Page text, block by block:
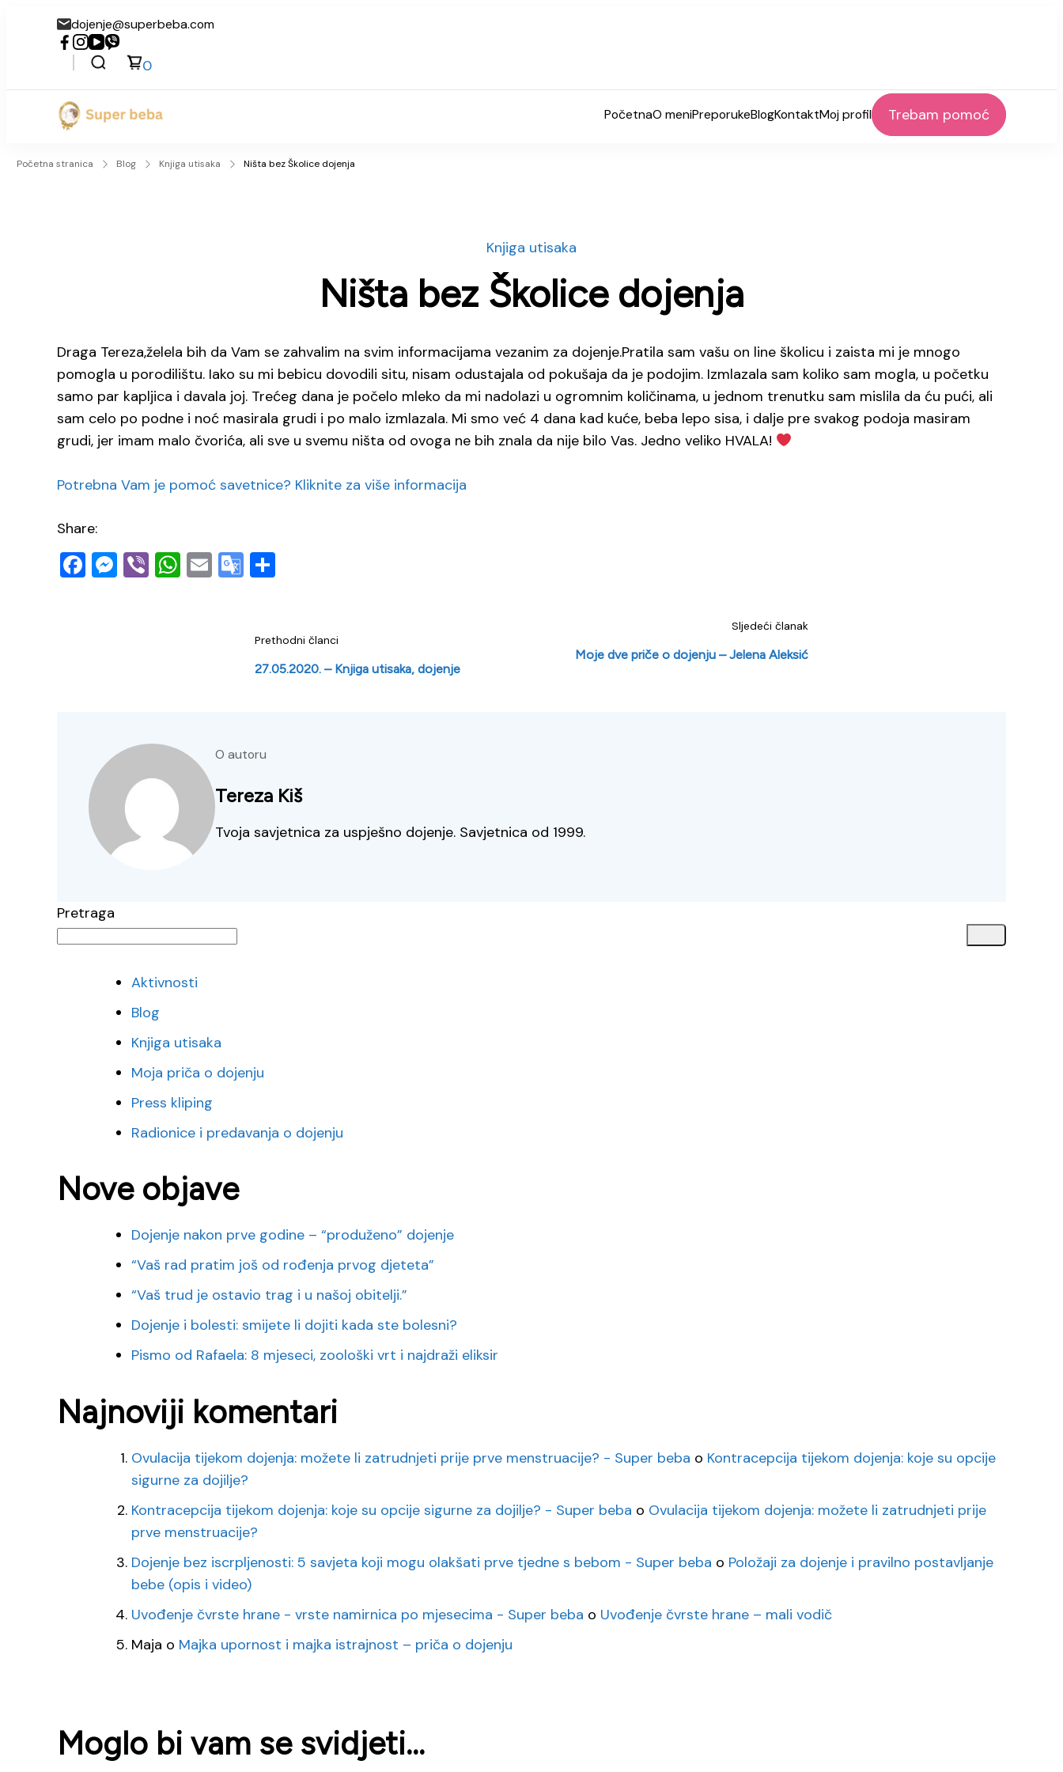
dojenje@superbeba.com
0
PočetnaO meniPreporukeBlogKontaktMoj profil Trebam pomoć
Početna stranica Blog Knjiga utisaka Ništa bez Školice dojenja
Knjiga utisaka
Ništa bez Školice dojenja
Draga Tereza,želela bih da Vam se zahvalim na svim informacijama vezanim za dojenje.Pratila sam vašu on line školicu i zaista mi je mnogo
pomogla u porodilištu. Iako su mi bebicu dovodili situ, nisam odustajala od pokušaja da je podojim. Izmlazala sam koliko sam mogla, u početku
samo par kapljica i davala joj. Trećeg dana je počelo mleko da mi nadolazi u ogromnim količinama, u jednom trenutku sam mislila da ću pući, ali
sam celo po podne i noć masirala grudi i po malo izmlazala. Mi smo već 4 dana kad kuće, beba lepo sisa, i dalje pre svakog podoja masiram
grudi, jer imam malo čvorića, ali sve u svemu ništa od ovoga ne bih znala da nije bilo Vas. Jedno veliko HVALA!
Potrebna Vam je pomoć savetnice? Kliknite za više informacija
Share:
Facebook
Messenger
ViberWhatsApp
EmailGoogle
Prethodni članci
27.05.2020. – Knjiga utisaka, dojenje
Sljedeći članak
Moje dve priče o dojenju – Jelena Aleksić
O autoru
Tereza Kiš
Tvoja savjetnica za uspješno dojenje. Savjetnica od 1999.
Pretraga
Aktivnosti
Blog
Knjiga utisaka
Moja priča o dojenju
Press kliping
Radionice i predavanja o dojenju
Nove objave
Dojenje nakon prve godine – “produženo” dojenje
“Vaš rad pratim još od rođenja prvog djeteta”
“Vaš trud je ostavio trag i u našoj obitelji.”
Dojenje i bolesti: smijete li dojiti kada ste bolesni?
Pismo od Rafaela: 8 mjeseci, zoološki vrt i najdraži eliksir
Najnoviji komentari
Ovulacija tijekom dojenja: možete li zatrudnjeti prije prve menstruacije? - Super beba o Kontracepcija tijekom dojenja: koje su opcije
sigurne za dojilje?
Kontracepcija tijekom dojenja: koje su opcije sigurne za dojilje? - Super beba o Ovulacija tijekom dojenja: možete li zatrudnjeti prije
prve menstruacije?
Dojenje bez iscrpljenosti: 5 savjeta koji mogu olakšati prve tjedne s bebom - Super beba o Položaji za dojenje i pravilno postavljanje
bebe (opis i video)
Uvođenje čvrste hrane - vrste namirnica po mjesecima - Super beba o Uvođenje čvrste hrane – mali vodič
Maja o Majka upornost i majka istrajnost – priča o dojenju
Moglo bi vam se svidjeti...